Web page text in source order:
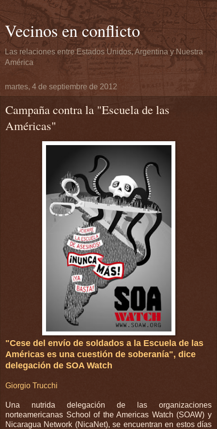
Vecinos en conflicto
Las relaciones entre Estados Unidos, Argentina y Nuestra
América
martes, 4 de septiembre de 2012
Campaña contra la "Escuela de las
Américas"
"Cese del envío de soldados a la Escuela de las
Américas es una cuestión de soberanía", dice
delegación de SOA Watch
Giorgio Trucchi
Una nutrida delegación de las organizaciones
norteamericanas School of the Americas Watch (SOAW) y
Nicaragua Network (NicaNet), se encuentran en estos días